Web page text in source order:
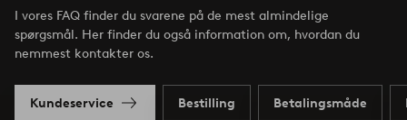
I vores FAQ finder du svarene på de mest almindelige
spørgsmål. Her finder du også information om, hvordan du
nemmest kontakter os.
Kundeservice Bestilling Betalingsmåde